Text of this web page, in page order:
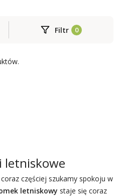
Filtr
letniskowe
częściej szukamy spokoju w
letniskowy staje się coraz